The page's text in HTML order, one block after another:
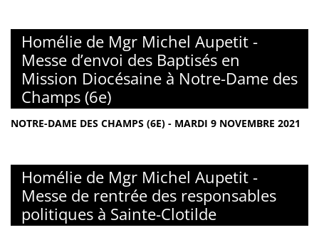
Homélie de Mgr Michel Aupetit -
Messe d’envoi des Baptisés en
Mission Diocésaine à Notre-Dame des
Champs (6e)
NOTRE-DAME DES CHAMPS (6E) - MARDI 9 NOVEMBRE 2021
Homélie de Mgr Michel Aupetit -
Messe de rentrée des responsables
politiques à Sainte-Clotilde